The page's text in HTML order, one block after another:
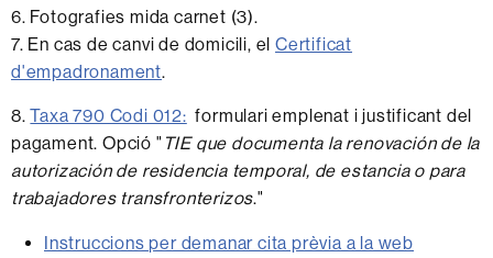
6. Fotografies mida carnet (3).
7. En cas de canvi de domicili, elCertificat
d'empadronament.
8.Taxa 790 Codi 012: formulari emplenat i justificant del
pagament. Opció " TIE que documenta la renovación de la
autorización de residencia temporal, de estancia o para
trabajadores transfronterizos."
Instruccions per demanar cita prèvia a la web